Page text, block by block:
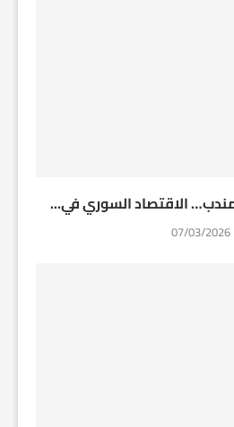
الاقتصاد السوري في...
07/03/2026